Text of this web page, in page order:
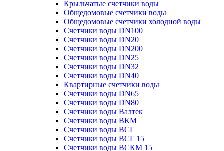
Крыльчатые счетчики воды
Общедомовые счетчики воды
Общедомовые счетчики холодной воды
Счетчики воды DN100
Счетчики воды DN20
Счетчики воды DN200
Счетчики воды DN25
Счетчики воды DN32
Счетчики воды DN40
Квартирные счетчики воды
Счетчики воды DN65
Счетчики воды DN80
Счетчики воды Валтек
Счетчики воды ВКМ
Счетчики воды ВСГ
Счетчики воды ВСГ 15
Счетчики воды ВСКМ 15